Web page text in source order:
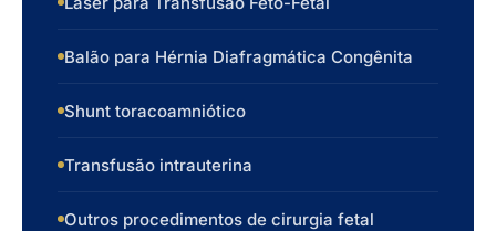
Balão para Hérnia Diafragmática Congênita
Shunt toracoamniótico
Transfusão intrauterina
Outros procedimentos de cirurgia fetal